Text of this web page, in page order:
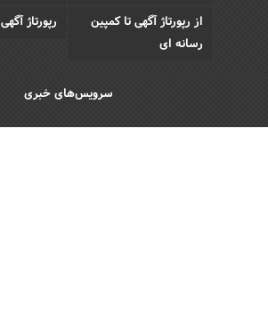
از رپورتاژ آگهی تا کمپین
رسانه ای
رپورتاژ آگهی
سرویس‌های خبری